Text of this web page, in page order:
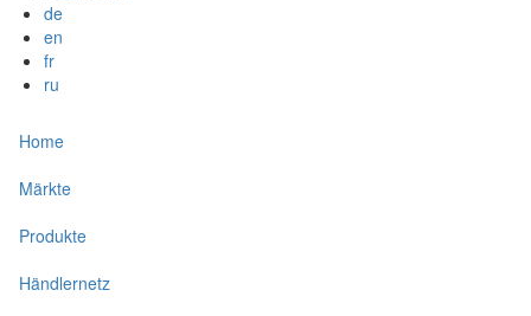
de
en
fr
ru
Main
navigation
DE
Home
Märkte
Produkte
Händlernetz